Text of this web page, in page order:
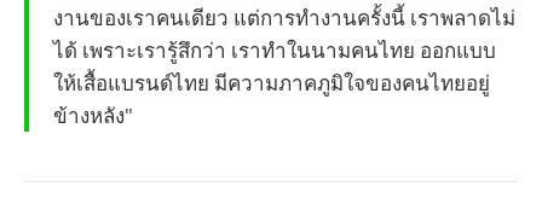
งานของเราคนเดียว แต่การทำงานครั้งนี้ เราพลาดไม่
ได้ เพราะเรารู้สึกว่า เราทำในนามคนไทย ออกแบบ
ให้เสื้อแบรนด์ไทย มีความภาคภูมิใจของคนไทยอยู่
ข้างหลัง"